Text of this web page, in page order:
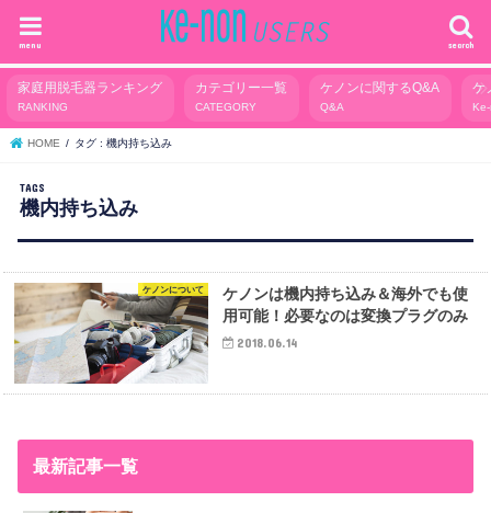
search
menu
家庭用脱毛器ランキング
RANKING
カテゴリー一覧
CATEGORY
ケノンに関するQ&A
Q&A
ケ
HOME タグ : 機内持ち込み
機内持ち込み
ケノンについて
ケノンは機内持ち込み＆海外でも使
用可能！必要なのは変換プラグのみ
2018.06.14
最新記事一覧